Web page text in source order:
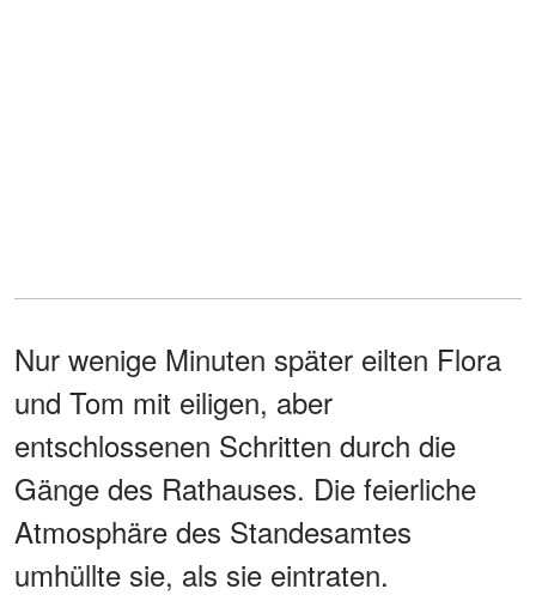
Nur wenige Minuten später eilten Flora
und Tom mit eiligen, aber
entschlossenen Schritten durch die
Gänge des Rathauses. Die feierliche
Atmosphäre des Standesamtes
umhüllte sie, als sie eintraten.